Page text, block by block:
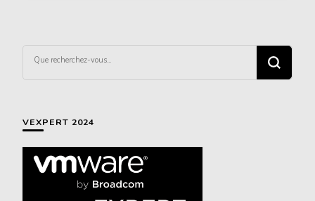
recherchiez
quelque
VEXPERT 2024